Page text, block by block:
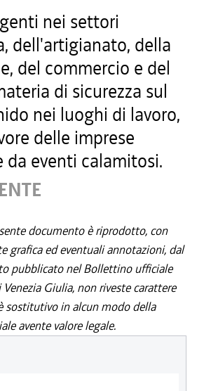
nei settori
dell'artigianato, della
del commercio e del
di sicurezza sul
nei luoghi di lavoro,
delle imprese
da eventi calamitosi.
documento è riprodotto, con
grafica ed eventuali annotazioni, dal
pubblicato nel Bollettino ufficiale
Giulia, non riveste carattere
sostitutivo in alcun modo della
avente valore legale.